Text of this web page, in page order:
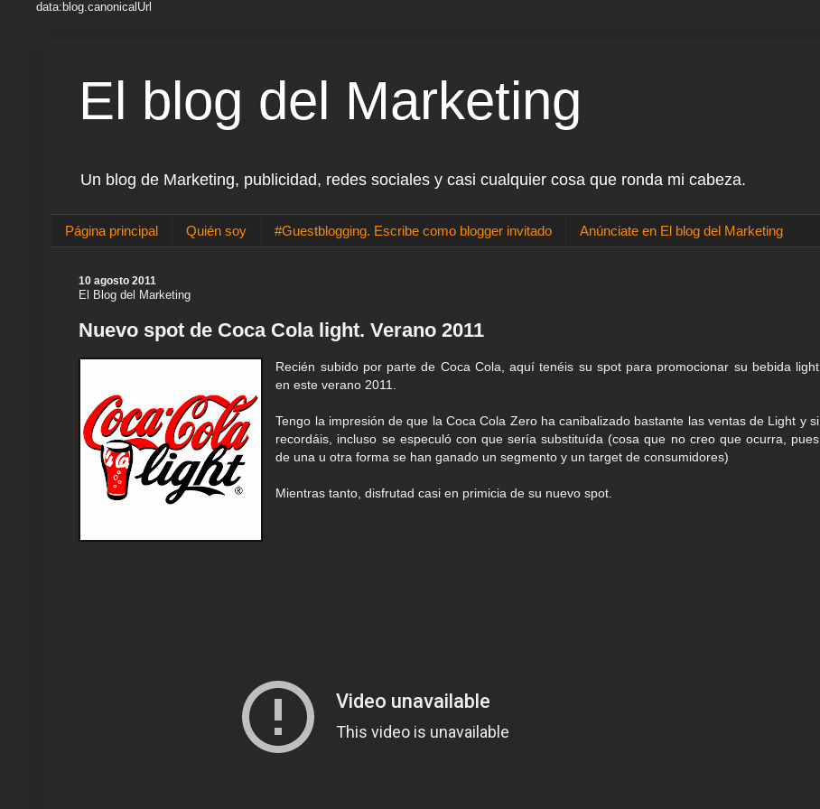
data:blog.canonicalUrl
El blog del Marketing
Un blog de Marketing, publicidad, redes sociales y casi cualquier cosa que ronda mi cabeza.
Página principal Quién soy #Guestblogging. Escribe como blogger invitado Anúnciate en El blog del Marketing
10 agosto 2011
El Blog del Marketing
Nuevo spot de Coca Cola light. Verano 2011
Recién subido por parte de Coca Cola, aquí tenéis su spot para promocionar su bebida light
en este verano 2011.
Tengo la impresión de que la Coca Cola Zero ha canibalizado bastante las ventas de Light y si
recordáis, incluso se especuló con que sería substituída (cosa que no creo que ocurra, pues
de una u otra forma se han ganado un segmento y un target de consumidores)
Mientras tanto, disfrutad casi en primicia de su nuevo spot.